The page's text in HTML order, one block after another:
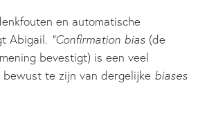
en automatische
Abigail. “Confirmation bias (de
bevestigt) is een veel
te zijn van dergelijke biases